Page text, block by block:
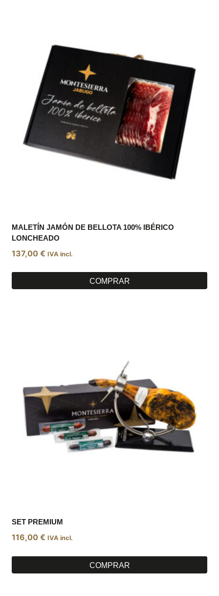
MALETÍN JAMÓN DE BELLOTA 100% IBÉRICO
LONCHEADO
137,00 € IVA incl.
COMPRAR
SET PREMIUM
116,00 € IVA incl.
COMPRAR